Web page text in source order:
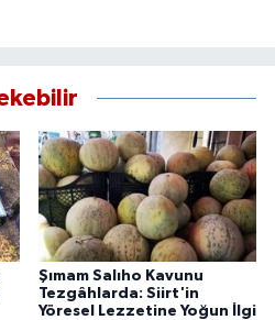
Şımam Salıho Kavunu
Tezgâhlarda: Siirt'in
Yöresel Lezzetine Yoğun İlgi